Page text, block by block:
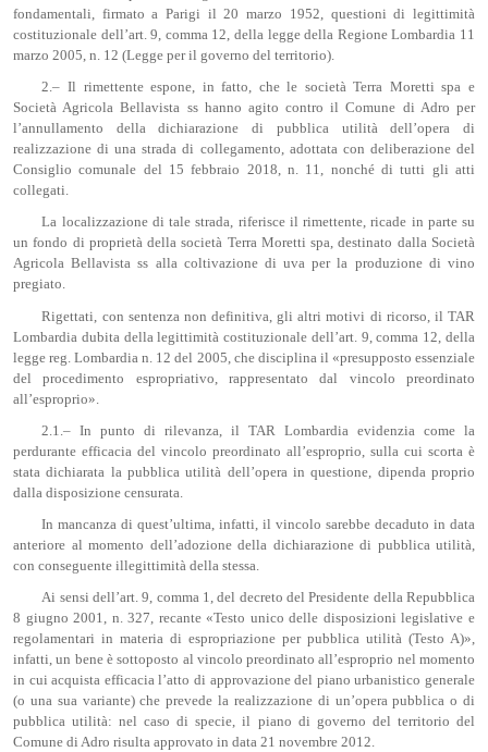
fondamentali, firmato a Parigi il 20 marzo 1952, questioni di legittimità
costituzionale dell’art. 9, comma 12, della legge della Regione Lombardia 11
marzo 2005, n. 12 (Legge per il governo del territorio).
2.– Il rimettente espone, in fatto, che le società Terra Moretti spa e
Società Agricola Bellavista ss hanno agito contro il Comune di Adro per
l’annullamento della dichiarazione di pubblica utilità dell’opera di
realizzazione di una strada di collegamento, adottata con deliberazione del
Consiglio comunale del 15 febbraio 2018, n. 11, nonché di tutti gli atti
collegati.
La localizzazione di tale strada, riferisce il rimettente, ricade in parte su
un fondo di proprietà della società Terra Moretti spa, destinato dalla Società
Agricola Bellavista ss alla coltivazione di uva per la produzione di vino
pregiato.
Rigettati, con sentenza non definitiva, gli altri motivi di ricorso, il TAR
Lombardia dubita della legittimità costituzionale dell’art. 9, comma 12, della
legge reg. Lombardia n. 12 del 2005, che disciplina il «presupposto essenziale
del procedimento espropriativo, rappresentato dal vincolo preordinato
all’esproprio».
2.1.– In punto di rilevanza, il TAR Lombardia evidenzia come la
perdurante efficacia del vincolo preordinato all’esproprio, sulla cui scorta è
stata dichiarata la pubblica utilità dell’opera in questione, dipenda proprio
dalla disposizione censurata.
In mancanza di quest’ultima, infatti, il vincolo sarebbe decaduto in data
anteriore al momento dell’adozione della dichiarazione di pubblica utilità,
con conseguente illegittimità della stessa.
Ai sensi dell’art. 9, comma 1, del decreto del Presidente della Repubblica
8 giugno 2001, n. 327, recante «Testo unico delle disposizioni legislative e
regolamentari in materia di espropriazione per pubblica utilità (Testo A)»,
infatti, un bene è sottoposto al vincolo preordinato all’esproprio nel momento
in cui acquista efficacia l’atto di approvazione del piano urbanistico generale
(o una sua variante) che prevede la realizzazione di un’opera pubblica o di
pubblica utilità: nel caso di specie, il piano di governo del territorio del
Comune di Adro risulta approvato in data 21 novembre 2012.